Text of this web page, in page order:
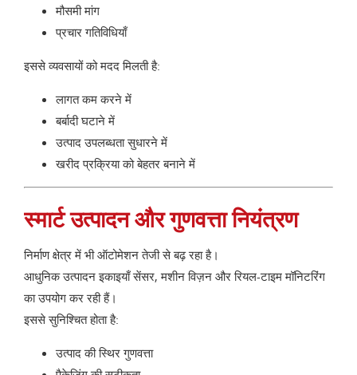
मौसमी मांग
प्रचार गतिविधियाँ
इससे व्यवसायों को मदद मिलती है:
लागत कम करने में
बर्बादी घटाने में
उत्पाद उपलब्धता सुधारने में
खरीद प्रक्रिया को बेहतर बनाने में
स्मार्ट उत्पादन और गुणवत्ता नियंत्रण
निर्माण क्षेत्र में भी ऑटोमेशन तेजी से बढ़ रहा है।
आधुनिक उत्पादन इकाइयाँ सेंसर, मशीन विज़न और रियल-टाइम मॉनिटरिंग
का उपयोग कर रही हैं।
इससे सुनिश्चित होता है:
उत्पाद की स्थिर गुणवत्ता